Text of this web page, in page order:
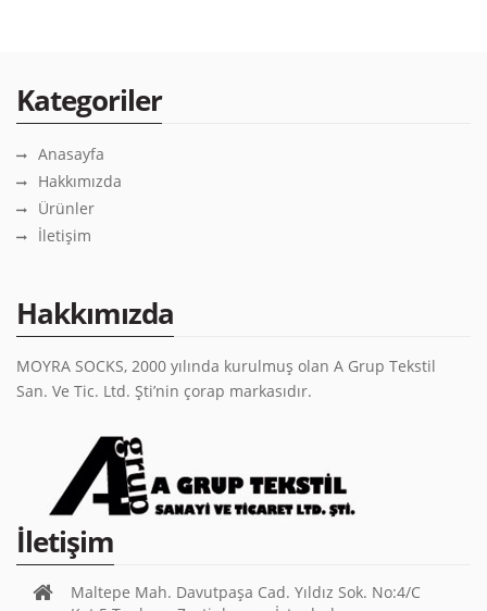
Kategoriler
Anasayfa
Hakkımızda
Ürünler
İletişim
Hakkımızda
MOYRA SOCKS, 2000 yılında kurulmuş olan A Grup Tekstil
San. Ve Tic. Ltd. Şti’nin çorap markasıdır.
İletişim
Maltepe Mah. Davutpaşa Cad. Yıldız Sok. No:4/C